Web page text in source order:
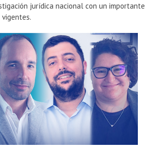
jurídica nacional con un importante